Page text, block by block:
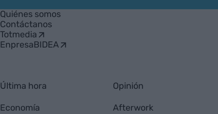
Empresa
Quiénes somos
Contáctanos
Totmedia
EnpresaBIDEA
Última hora
Economía
Opinión
Afterwork